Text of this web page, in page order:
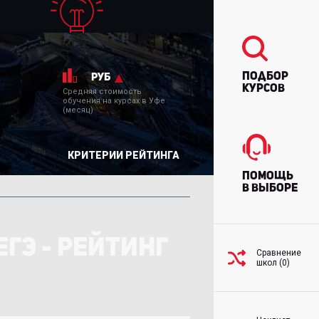
руб
Средняя стоимость
обучения на курсах в Уфе
(месяц)
КРИТЕРИИ РЕЙТИНГА
Подбор
курсов
Помощь
в выборе
Сравнение
школ (0)